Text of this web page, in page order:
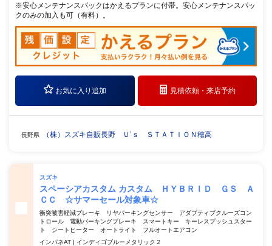
※安心メンテナンスパックはかえるプランに付帯。安心メンテナンスパッ
クのみの加入も可（有料）。
お気に入り追加 見積依頼・来店予約
長野県 （株）スズキ自販長野 Ｕ’ｓ ＳＴＡＴＩＯＮ穂高
スズキ
スペーシアカスタム カスタム ＨＹＢＲＩＤ ＧＳ Ａ
ＣＣ ☆サマーセール対象車☆
衝突被害軽減ブレーキ リヤパーキングセンサー アダプティブクルーズコン
トロール 電動パーキングブレーキ スマートキー キーレスプッシュスター
ト シートヒーター オートライト フルオートエアコン
インパネAT | インディゴブルーメタリック２